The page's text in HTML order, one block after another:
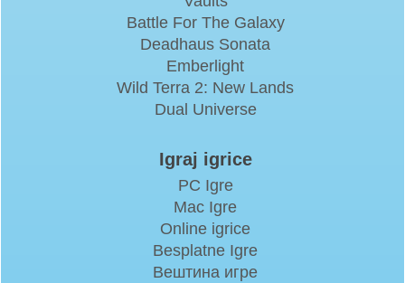
Battle For The Galaxy
Deadhaus Sonata
Emberlight
Wild Terra 2: New Lands
Dual Universe
Igraj igrice
PC Igre
Mac Igre
Online igrice
Besplatne Igre
Вештина игре